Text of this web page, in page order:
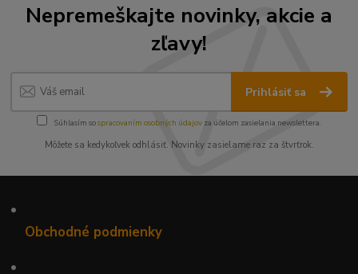
Nepremeškajte novinky, akcie a
zľavy!
Prihlásiť sa
Súhlasím sospracovaním osobných údajov za účelom zasielania newslettera.
Môžete sa kedykoľvek odhlásiť. Novinky zasielame raz za štvrťrok.
•
Obchodné podmienky
•